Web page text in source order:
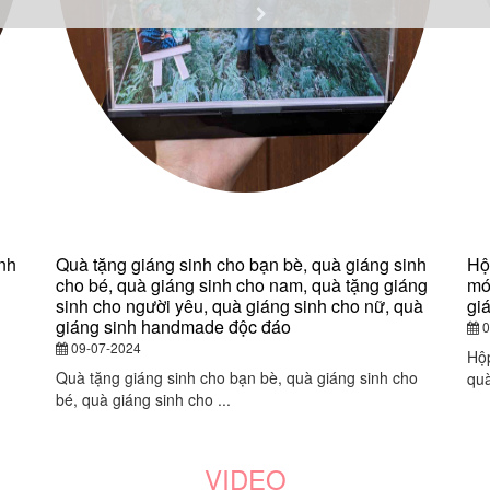
Quà tặng giáng sinh cho bạn bè, quà giáng sinh
cho bé, quà giáng sinh cho nam, quà tặng giáng
sinh cho người yêu, quà giáng sinh cho nữ, quà
giáng sinh handmade độc đáo
09-07-2024
Quà tặng giáng sinh cho bạn bè, quà giáng sinh cho
bé, quà giáng sinh cho ...
VIDEO